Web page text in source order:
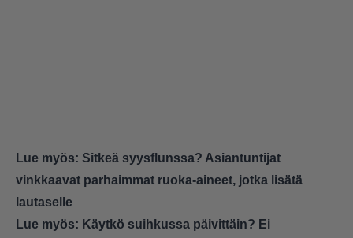
Lue myös: Sitkeä syysflunssa? Asiantuntijat
vinkkaavat parhaimmat ruoka-aineet, jotka lisätä
lautaselle
Lue myös: Käytkö suihkussa päivittäin? Ei